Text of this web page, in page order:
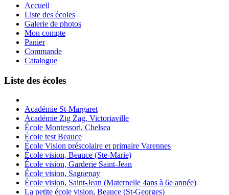
Accueil
Liste des écoles
Galerie de photos
Mon compte
Panier
Commande
Catalogue
Liste des écoles
Académie St-Margaret
Académie Zig Zag, Victoriaville
École Montessori, Chelsea
École test Beauce
École Vision préscolaire et primaire Varennes
École vision, Beauce (Ste-Marie)
École vision, Garderie Saint-Jean
École vision, Saguenay
École vision, Saint-Jean (Maternelle 4ans à 6e année)
La petite école vision, Beauce (St-Georges)